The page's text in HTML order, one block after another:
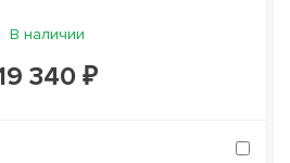
В наличии
340 ₽